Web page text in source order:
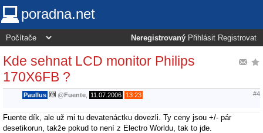
poradna.net
Neregistrovaný Přihlásit Registrovat
Kde sehnat LCD monitor Philips
170X6FB ?
Paullus @Fuente 11.07.2006 13:23 #4
Fuente dík, ale už mi tu devatenáctku dovezli. Ty ceny jsou +/- pár
desetikorun, takže pokud to není z Electro Worldu, tak to jde.